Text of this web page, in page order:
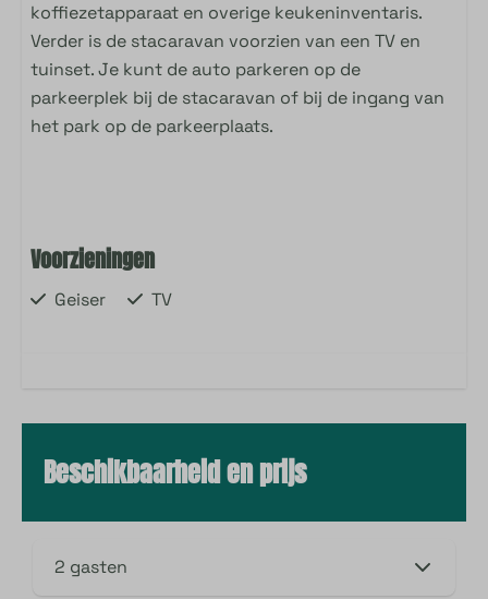
koffiezetapparaat en overige keukeninventaris.
Verder is de stacaravan voorzien van een TV en
tuinset. Je kunt de auto parkeren op de
parkeerplek bij de stacaravan of bij de ingang van
het park op de parkeerplaats.
Voorzieningen
Geiser TV
Beschikbaarheid en prijs
2 gasten